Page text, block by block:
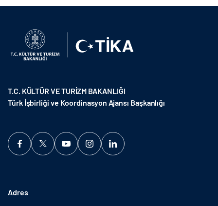
T.C. KÜLTÜR VE TURİZM BAKANLIĞI
Türk İşbirliği ve Koordinasyon Ajansı Başkanlığı
Adres